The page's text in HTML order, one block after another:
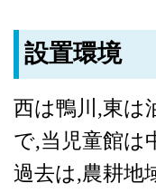
設置環境
西は鴨川,東は
で,当児童館は
過去は,農耕地